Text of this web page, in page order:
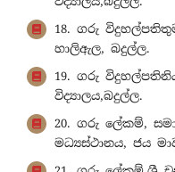
18. ගරු
හාලිඇල, බදුල්ල.
19. ගරු
විද්‍යාලය,බදුල්ල.
20. ගරු ලේකම්,
මධ්‍යස්ථානය, ජය